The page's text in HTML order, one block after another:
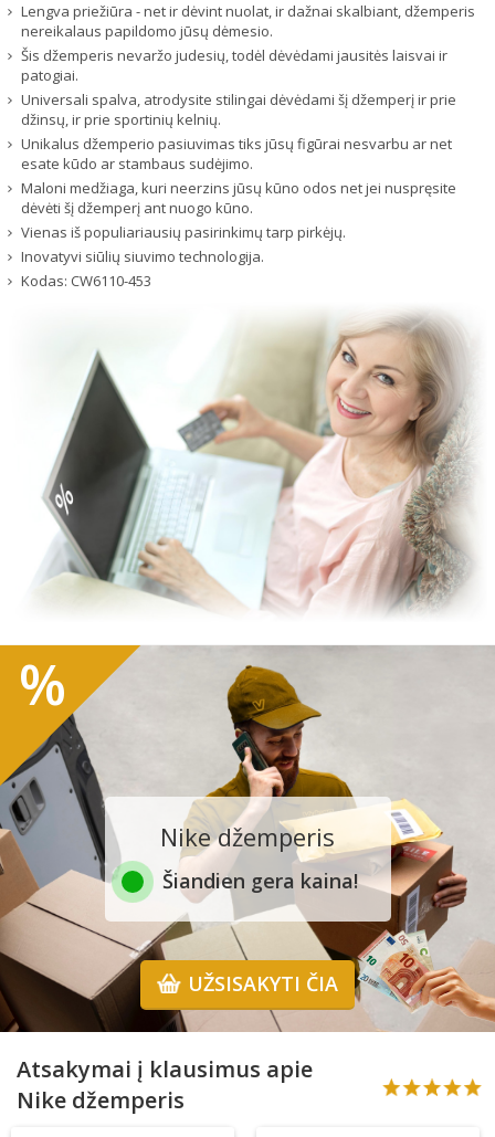
Lengva priežiūra - net ir dėvint nuolat, ir dažnai skalbiant, džemperis
nereikalaus papildomo jūsų dėmesio.
Šis džemperis nevaržo judesių, todėl dėvėdami jausitės laisvai ir
patogiai.
Universali spalva, atrodysite stilingai dėvėdami šį džemperį ir prie
džinsų, ir prie sportinių kelnių.
Unikalus džemperio pasiuvimas tiks jūsų figūrai nesvarbu ar net
esate kūdo ar stambaus sudėjimo.
Maloni medžiaga, kuri neerzins jūsų kūno odos net jei nuspręsite
dėvėti šį džemperį ant nuogo kūno.
Vienas iš populiariausių pasirinkimų tarp pirkėjų.
Inovatyvi siūlių siuvimo technologija.
Kodas: CW6110-453
Nike džemperis
Šiandien gera kaina!
UŽSISAKYTI ČIA
%
Atsakymai į klausimus apie
Nike džemperis